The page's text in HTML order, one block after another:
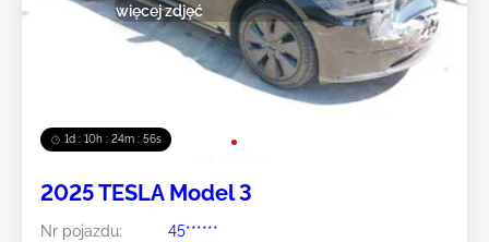
1d : 10h : 24m : 54s
więcej zdjęć
2025 TESLA Model 3
Nr pojazdu:
45******